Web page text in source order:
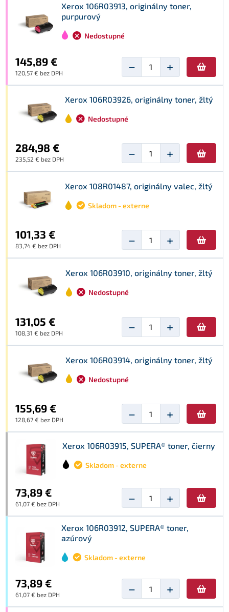
Xerox 106R03913, originálny toner,
purpurový
Nedostupné
145,89 €
120,57 € bez DPH − +
Xerox 106R03926, originálny toner, žltý
Nedostupné
284,98 €
235,52 € bez DPH − +
Xerox 108R01487, originálny valec, žltý
Skladom - externe
101,33 €
83,74 € bez DPH − +
Xerox 106R03910, originálny toner, žltý
Nedostupné
131,05 €
108,31 € bez DPH − +
Xerox 106R03914, originálny toner, žltý
Nedostupné
155,69 €
128,67 € bez DPH − +
Xerox 106R03915, SUPERA® toner, čierny
Skladom - externe
73,89 €
61,07 € bez DPH − +
Xerox 106R03912, SUPERA® toner,
azúrový
Skladom - externe
73,89 €
61,07 € bez DPH − +